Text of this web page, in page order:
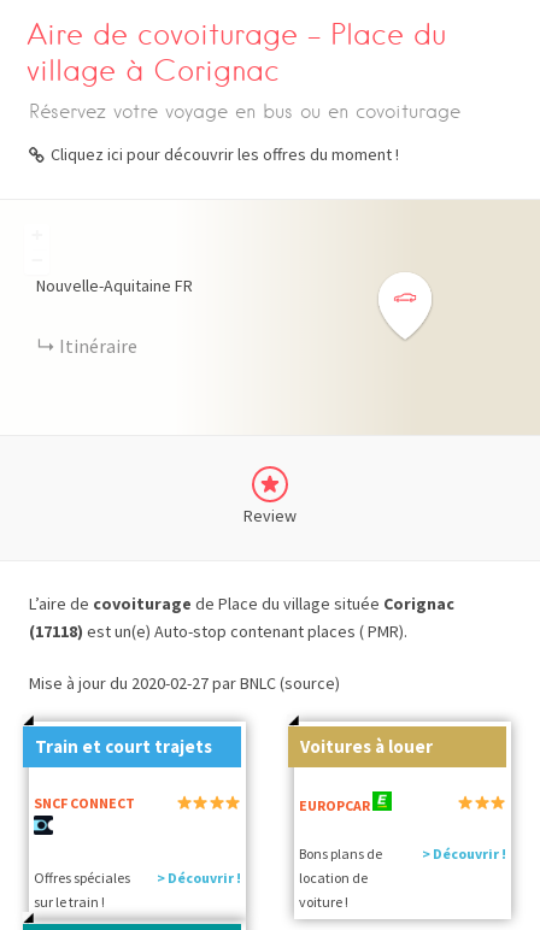
Aire de covoiturage – Place du
village à Corignac
Réservez votre voyage en bus ou en covoiturage
Cliquez ici pour découvrir les offres du moment !
Nouvelle-Aquitaine FR
Itinéraire
Review
L’aire de covoiturage de Place du village située Corignac
(17118) est un(e) Auto-stop contenant places ( PMR).
Mise à jour du 2020-02-27 par BNLC (source)
Train et court trajets
SNCF CONNECT
Offres spéciales
sur le train !
> Découvrir !
Voitures à louer
EUROPCAR
Bons plans de
location de
voiture !
> Découvrir !